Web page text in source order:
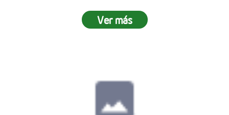
Ver más